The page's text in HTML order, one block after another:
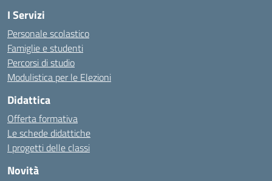
I Servizi
Personale scolastico
Famiglie e studenti
Percorsi di studio
Modulistica per le Elezioni
Didattica
Offerta formativa
Le schede didattiche
I progetti delle classi
Novità